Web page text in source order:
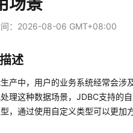
： 2026-08-06 GMT+08:00
述
产中，用户的业务系统经常会涉
理这种数据场景，JDBC支持的
，通过使用自定义类型可以更加